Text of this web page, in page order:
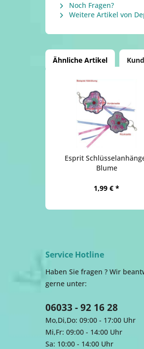
Noch Fragen?
Weitere Artikel von
Ähnliche Artikel
Esprit
Blume
1,99 € *
Service Hotline
Haben Sie fragen ? Wir
gerne unter:
06033 - 92 16 28
Mo,Di,Do: 09:00 - 17:00 Uhr
Mi,Fr: 09:00 - 14:00 Uhr
Sa: 10:00 - 14:00 Uhr